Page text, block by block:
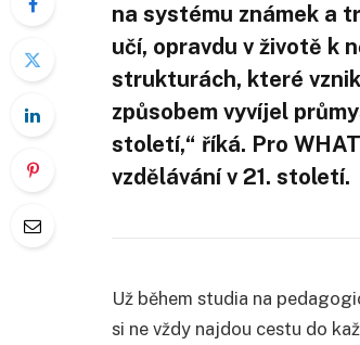
na systému známek a
učí, opravdu v životě k
strukturách, které
způsobem vyvíjel
století,“ říká. Pro
vzdělávání v 21. století.
Už během studia na
si ne vždy najdou cestu do